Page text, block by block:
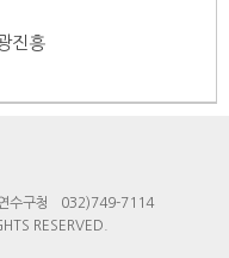
진흥
수구청
032)749-7114
RESERVED.